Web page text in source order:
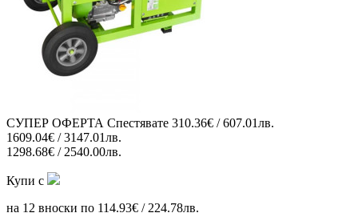
СУПЕР ОФЕРТА Спестявате 310.36€ / 607.01лв.
1609.04€ / 3147.01лв.
1298.68€ / 2540.00лв.
Купи с
на 12 вноски по 114.93€ / 224.78лв.